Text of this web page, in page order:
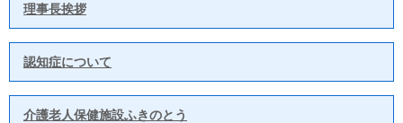
理事長挨拶
認知症について
介護老人保健施設ふきのとう